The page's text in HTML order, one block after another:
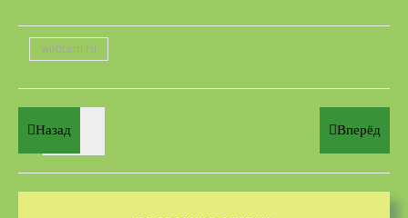
wildcam.ru
Назад Вперёд